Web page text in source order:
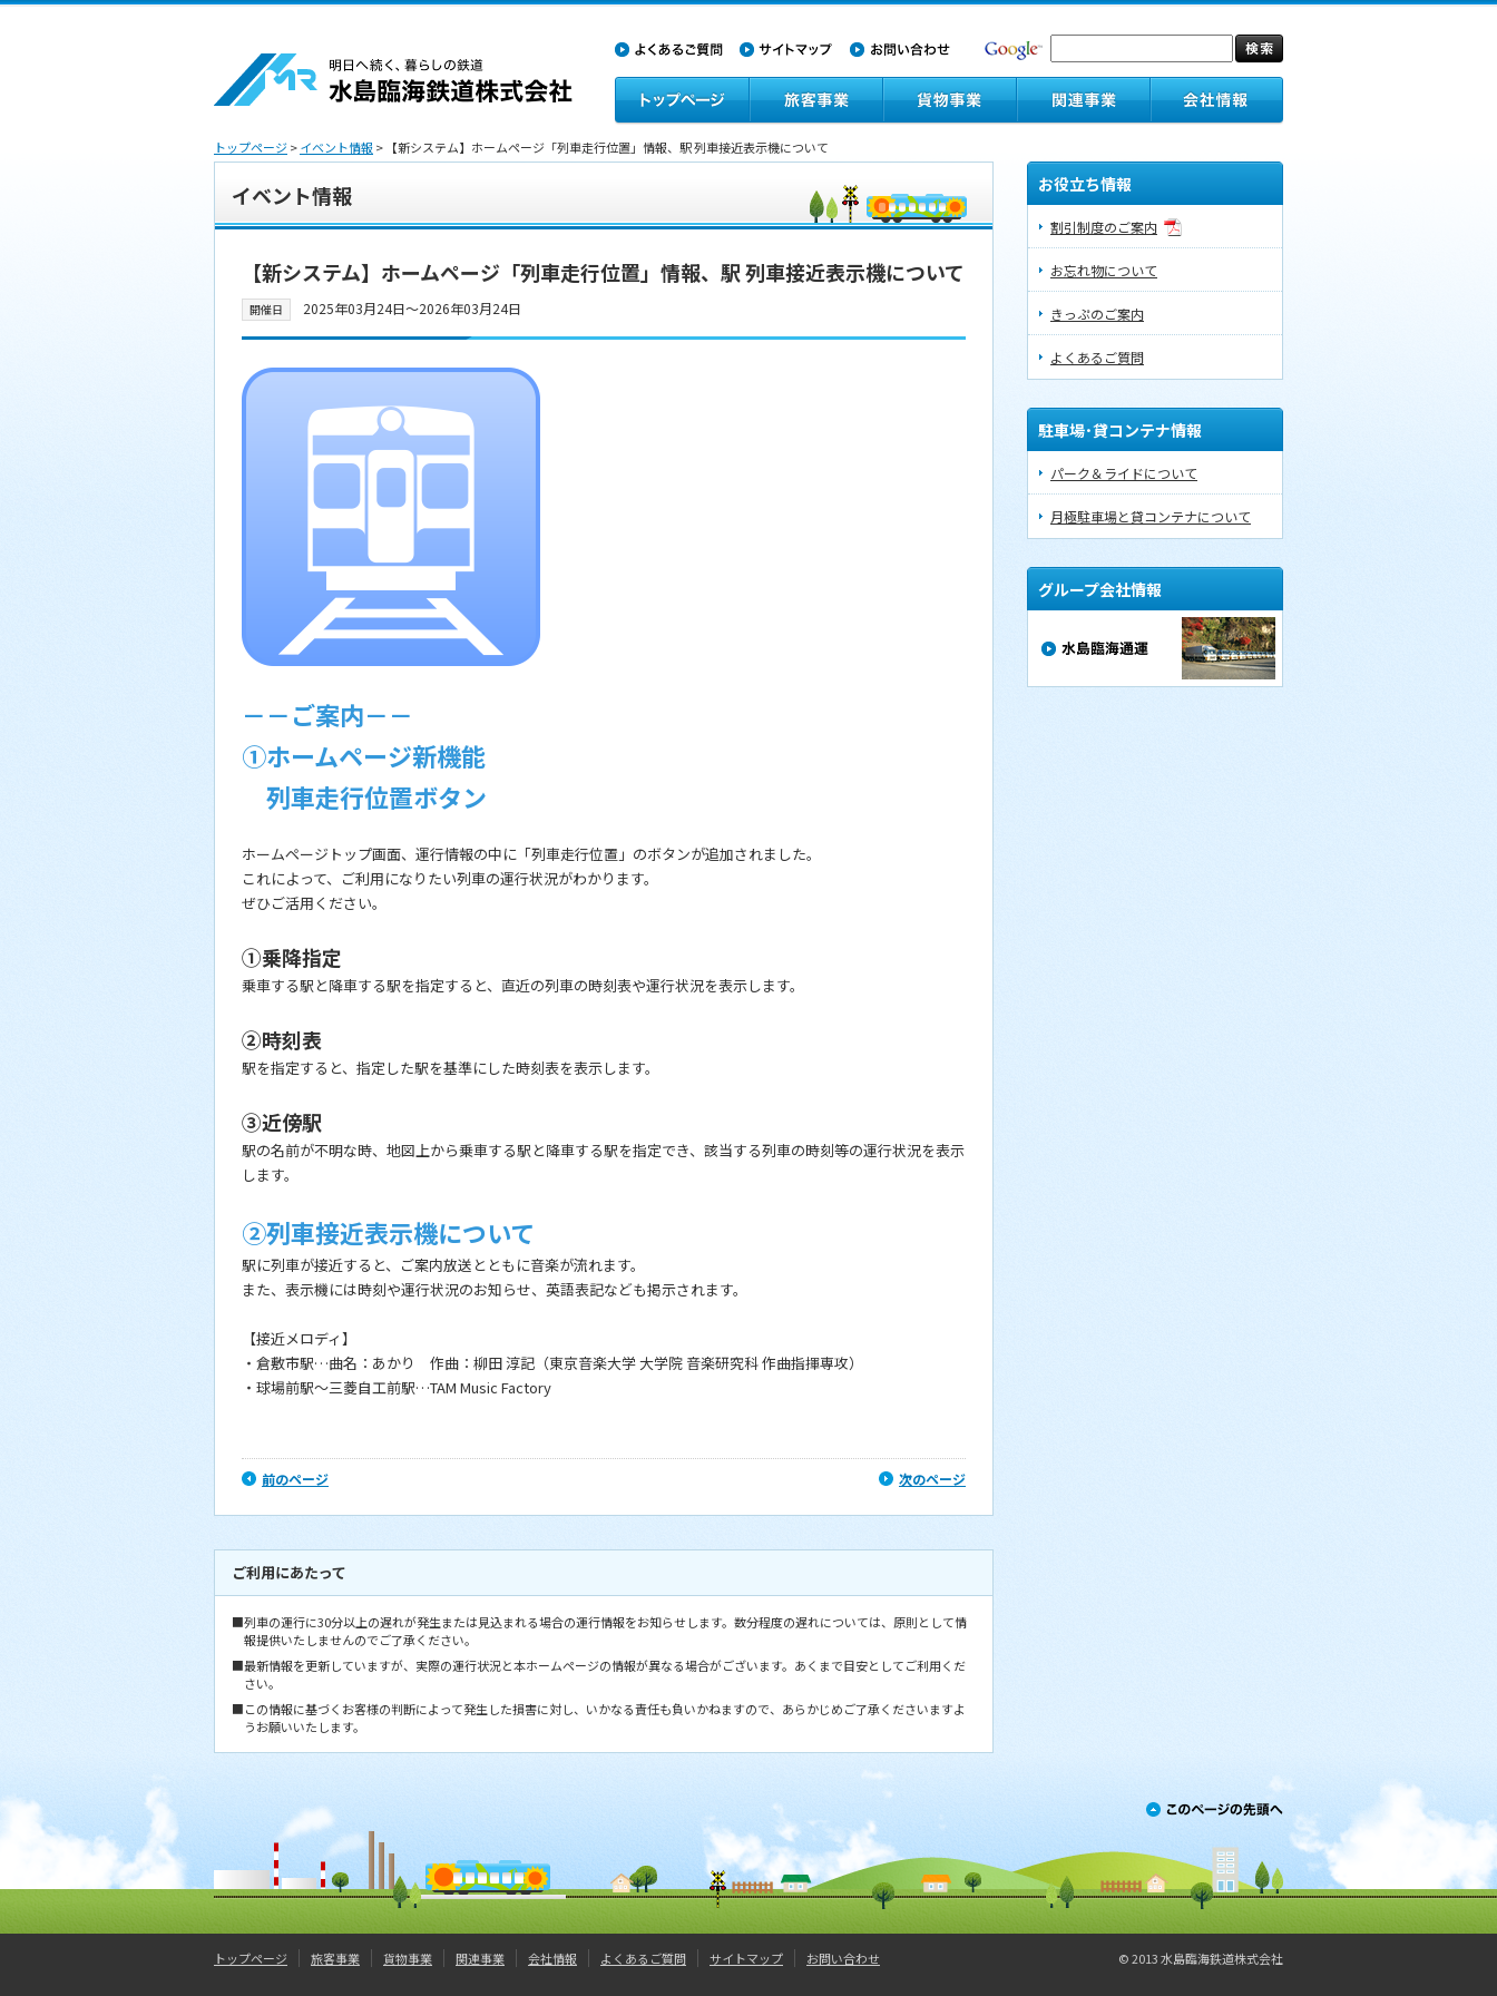
トップページ>イベント情報> 【新システム】ホームページ「列車走行位置」情報、駅 列車接近表示機について
イベント情報
【新システム】ホームページ「列車走行位置」情報、駅 列車接近表示機について
開催日 2025年03月24日〜2026年03月24日
－－ご案内－－
①ホームページ新機能
列車走行位置ボタン
ホームページトップ画面、運行情報の中に「列車走行位置」のボタンが追加されました。
これによって、ご利用になりたい列車の運行状況がわかります。
ぜひご活用ください。
①乗降指定
乗車する駅と降車する駅を指定すると、直近の列車の時刻表や運行状況を表示します。
②時刻表
駅を指定すると、指定した駅を基準にした時刻表を表示します。
③近傍駅
駅の名前が不明な時、地図上から乗車する駅と降車する駅を指定でき、該当する列車の時刻等の運行状況を表示
します。
②列車接近表示機について
駅に列車が接近すると、ご案内放送とともに音楽が流れます。
また、表示機には時刻や運行状況のお知らせ、英語表記なども掲示されます。
【接近メロディ】
・倉敷市駅…曲名：あかり 作曲：柳田 淳記（東京音楽大学 大学院 音楽研究科 作曲指揮専攻）
・球場前駅～三菱自工前駅…TAM Music Factory
前のページ 次のページ
ご利用にあたって
■列車の運行に30分以上の遅れが発生または見込まれる場合の運行情報をお知らせします。数分程度の遅れについては、原則として情
報提供いたしませんのでご了承ください。
■最新情報を更新していますが、実際の運行状況と本ホームページの情報が異なる場合がございます。あくまで目安としてご利用くだ
さい。
■この情報に基づくお客様の判断によって発生した損害に対し、いかなる責任も負いかねますので、あらかじめご了承くださいますよ
うお願いいたします。
お役立ち情報
割引制度のご案内
お忘れ物について
きっぷのご案内
よくあるご質問
駐車場･貸コンテナ情報
パーク＆ライドについて
月極駐車場と貸コンテナについて
グループ会社情報
トップページ 旅客事業 貨物事業 関連事業 会社情報 よくあるご質問 サイトマップ お問い合わせ © 2013 水島臨海鉄道株式会社